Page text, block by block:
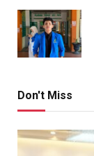
Don't Miss